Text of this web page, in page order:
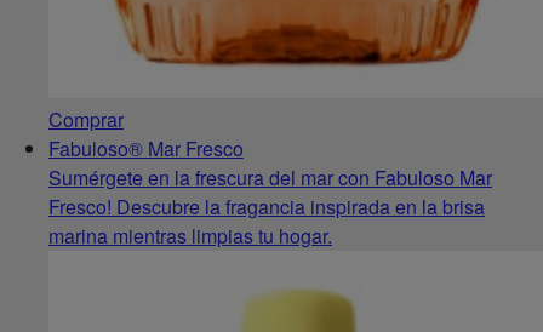
Comprar
Fabuloso® Mar Fresco
Sumérgete en la frescura del mar con Fabuloso Mar
Fresco! Descubre la fragancia inspirada en la brisa
marina mientras limpias tu hogar.